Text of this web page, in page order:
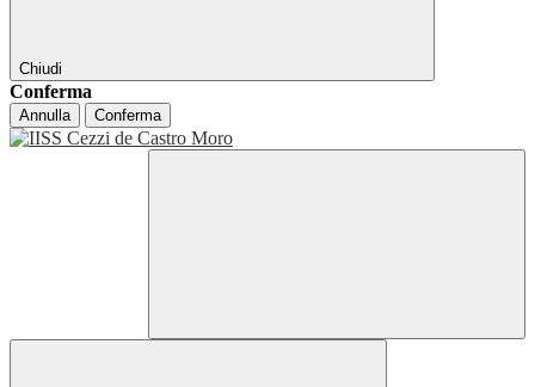
Chiudi
Conferma
Annulla Conferma